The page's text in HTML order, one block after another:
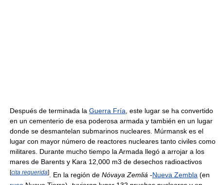
Después de terminada la Guerra Fría, este lugar se ha convertido
en un cementerio de esa poderosa armada y también en un lugar
donde se desmantelan submarinos nucleares. Múrmansk es el
lugar con mayor número de reactores nucleares tanto civiles como
militares. Durante mucho tiempo la Armada llegó a arrojar a los
mares de Barents y Kara 12,000 m3 de desechos radioactivos
[cita requerida] . En la región de Nóvaya Zemliá -Nueva Zembla (en